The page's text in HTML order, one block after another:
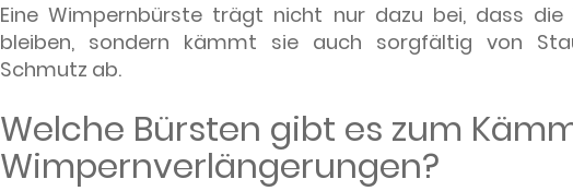
Eine Wimpernbürste trägt nicht nur dazu bei, dass die
bleiben, sondern kämmt sie auch sorgfältig von
Schmutz ab.
Welche Bürsten gibt es zum
Wimpernverlängerungen?